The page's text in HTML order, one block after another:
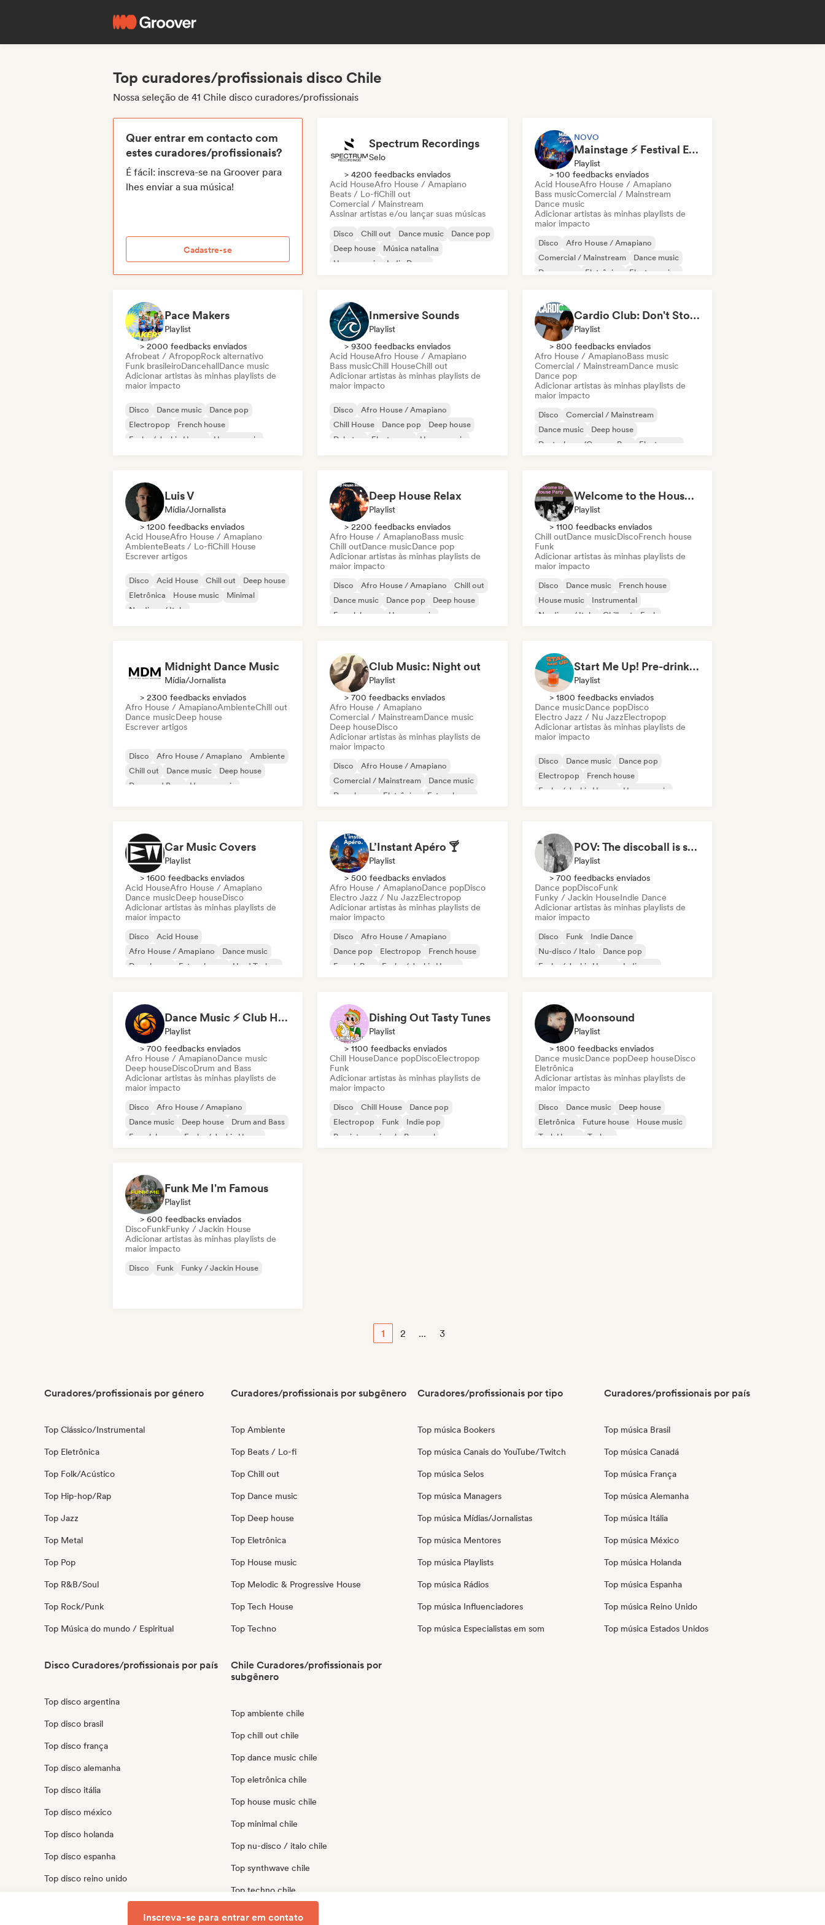
Top curadores/profissionais disco Chile
Nossa seleção de 41 Chile disco curadores/profissionais
Quer entrar em contacto com
estes curadores/profissionais?
É fácil: inscreva-se na Groover para
lhes enviar a sua música!
Cadastre-se
Spectrum Recordings
Selo
> 4200 feedbacks enviados
Acid HouseAfro House / Amapiano
Beats / Lo-fiChill out
Comercial / Mainstream
Assinar artistas e/ou lançar suas músicas
Disco Chill out Dance music
Dance pop
Deep house
Música natalina
House music
Indie Dance
NOVO
Mainstage ⚡ Festival EDM, Big Room & House Anthems
Playlist
> 100 feedbacks enviados
Acid HouseAfro House / Amapiano
Bass musicComercial / Mainstream
Dance music
Adicionar artistas às minhas playlists de
maior impacto
Disco
Afro House / Amapiano
Comercial / Mainstream
Dance music
Dance pop
Eletrônica
Electro swing
Pace Makers
Playlist
> 2000 feedbacks enviados
Afrobeat / AfropopRock alternativo
Funk brasileiroDancehallDance music
Adicionar artistas às minhas playlists de
maior impacto
Disco Dance music
Dance pop
Electropop
French house
Funky / Jackin House
House music
Inmersive Sounds
Playlist
> 9300 feedbacks enviados
Acid HouseAfro House / Amapiano
Bass musicChill HouseChill out
Adicionar artistas às minhas playlists de
maior impacto
Disco
Afro House / Amapiano
Chill House
Dance pop
Deep house
Dubstep
Electropop House music
Cardio Club: Don't Stop! 💦
Playlist
> 800 feedbacks enviados
Afro House / AmapianoBass music
Comercial / MainstreamDance music
Dance pop
Adicionar artistas às minhas playlists de
maior impacto
Disco
Comercial / Mainstream
Dance music
Deep house
Deutschpop/German Pop
Electropop
Luis V
Mídia/Jornalista
> 1200 feedbacks enviados
Acid HouseAfro House / Amapiano
AmbienteBeats / Lo-fiChill House
Escrever artigos
Disco Acid House Chill out
Deep house
Eletrônica
House music
Minimal
Nu-disco / Italo
Deep House Relax
Playlist
> 2200 feedbacks enviados
Afro House / AmapianoBass music
Chill outDance musicDance pop
Adicionar artistas às minhas playlists de
maior impacto
Disco Afro House / Amapiano
Chill out
Dance music
Dance pop
Deep house
French house
House music
Welcome to the House Party
Playlist
> 1100 feedbacks enviados
Chill outDance musicDiscoFrench house
Funk
Adicionar artistas às minhas playlists de
maior impacto
Disco Dance music
French house
House music
Instrumental
Nu-disco / Italo
Chill out Funk
Midnight Dance Music
Mídia/Jornalista
> 2300 feedbacks enviados
Afro House / AmapianoAmbienteChill out
Dance musicDeep house
Escrever artigos
Disco Afro House / Amapiano
Ambiente
Chill out
Dance music
Deep house
Drum and Bass
House music
Club Music: Night out
Playlist
> 700 feedbacks enviados
Afro House / Amapiano
Comercial / MainstreamDance music
Deep houseDisco
Adicionar artistas às minhas playlists de
maior impacto
Disco
Afro House / Amapiano
Comercial / Mainstream
Dance music
Deep house
Eletrônica
Future house
Start Me Up! Pre-drinks and Summer Party 🍹
Playlist
> 1800 feedbacks enviados
Dance musicDance popDisco
Electro Jazz / Nu JazzElectropop
Adicionar artistas às minhas playlists de
maior impacto
Disco Dance music
Dance pop
Electropop
French house
Funky / Jackin House
House music
Car Music Covers
Playlist
> 1600 feedbacks enviados
Acid HouseAfro House / Amapiano
Dance musicDeep houseDisco
Adicionar artistas às minhas playlists de
maior impacto
Disco
Acid House
Afro House / Amapiano
Dance music
Deep house
Future house
Hard Techno
L’Instant Apéro 🍸
Playlist
> 500 feedbacks enviados
Afro House / AmapianoDance popDisco
Electro Jazz / Nu JazzElectropop
Adicionar artistas às minhas playlists de
maior impacto
Disco
Afro House / Amapiano
Dance pop
Electropop
French house
French Pop
Funky / Jackin House
POV: The discoball is spinning, and you’re the star
Playlist
> 700 feedbacks enviados
Dance popDiscoFunk
Funky / Jackin HouseIndie Dance
Adicionar artistas às minhas playlists de
maior impacto
Disco Funk
Indie Dance
Nu-disco / Italo
Dance pop
Funky / Jackin House
Indie pop
Dance Music ⚡ Club Hits (by Amber Sounds)
Playlist
> 700 feedbacks enviados
Afro House / AmapianoDance music
Deep houseDiscoDrum and Bass
Adicionar artistas às minhas playlists de
maior impacto
Disco
Afro House / Amapiano
Dance music
Deep house
Drum and Bass
French house
Funky / Jackin House
Dishing Out Tasty Tunes
Playlist
> 1100 feedbacks enviados
Chill HouseDance popDiscoElectropop
Funk
Adicionar artistas às minhas playlists de
maior impacto
Disco Chill House
Dance pop
Electropop
Funk
Indie pop
Pop internacional
Pop soul
Moonsound
Playlist
> 1800 feedbacks enviados
Dance musicDance popDeep houseDisco
Eletrônica
Adicionar artistas às minhas playlists de
maior impacto
Disco Dance music
Deep house
Eletrônica
Future house
House music
Tech House
Techno
Funk Me I'm Famous
Playlist
> 600 feedbacks enviados
DiscoFunkFunky / Jackin House
Adicionar artistas às minhas playlists de
maior impacto
Disco Funk Funky / Jackin House
1 2 ... 3
Curadores/profissionais por género
Top Clássico/Instrumental
Top Eletrônica
Top Folk/Acústico
Top Hip-hop/Rap
Top Jazz
Top Metal
Top Pop
Top R&B/Soul
Top Rock/Punk
Top Música do mundo / Espiritual
Curadores/profissionais por subgênero
Top Ambiente
Top Beats / Lo-fi
Top Chill out
Top Dance music
Top Deep house
Top Eletrônica
Top House music
Top Melodic & Progressive House
Top Tech House
Top Techno
Curadores/profissionais por tipo
Top música Bookers
Top música Canais do YouTube/Twitch
Top música Selos
Top música Managers
Top música Mídias/Jornalistas
Top música Mentores
Top música Playlists
Top música Rádios
Top música Influenciadores
Top música Especialistas em som
Curadores/profissionais por país
Top música Brasil
Top música Canadá
Top música França
Top música Alemanha
Top música Itália
Top música México
Top música Holanda
Top música Espanha
Top música Reino Unido
Top música Estados Unidos
Disco Curadores/profissionais por país
Top disco argentina
Top disco brasil
Top disco frança
Top disco alemanha
Top disco itália
Top disco méxico
Top disco holanda
Top disco espanha
Top disco reino unido
Top disco estados unidos
Chile Curadores/profissionais por
subgênero
Top ambiente chile
Top chill out chile
Top dance music chile
Top eletrônica chile
Top house music chile
Top minimal chile
Top nu-disco / italo chile
Top synthwave chile
Top techno chile
Inscreva-se para entrar em contato